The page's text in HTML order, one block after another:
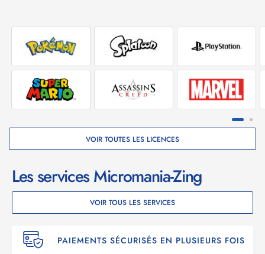
VOIR TOUTES LES LICENCES
Les services Micromania-Zing
VOIR TOUS LES SERVICES
PAIEMENTS SÉCURISÉS EN PLUSIEURS FOIS